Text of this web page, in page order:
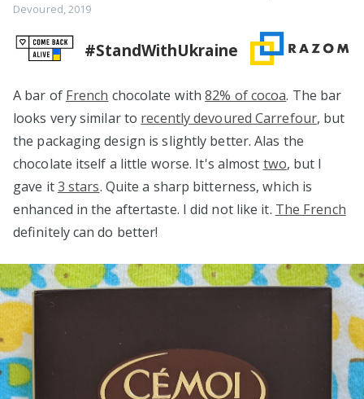
Devoured,2019
#StandWithUkraine
A bar of French chocolate with82% of cocoa. The bar
looks very similar to recently devoured Carrefour, but
the packaging design is slightly better. Alas the
chocolate itself a little worse. It's almost two, but I
gave it3 stars. Quite a sharp bitterness, which is
enhanced in the aftertaste. I did not like it. The French
definitely can do better!